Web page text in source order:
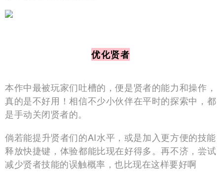
优化贤者
本作中最被玩家们吐槽的，便是贤者的能力和操作，
真的是不好用！相信不少小伙伴在平时的探索中，都
是手动关闭贤者的。
倘若能提升贤者们的AI水平，或是加入更方便的技能
释放快捷键，体验都能比现在好得多。再不济，尝试
减少贤者技能的误触概率，也比现在这样要好啊